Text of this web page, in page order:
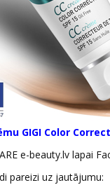
GIGI Color
e-beauty.lv lapai
pareizi uz jautājumu: